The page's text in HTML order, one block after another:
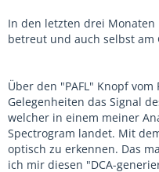
In den letzten drei
betreut und auch selbst am
Über den "PAFL" Knopf
Gelegenheiten das Signal
welcher in einem meiner
Spectrogram landet. Mit
optisch zu erkennen. Das
ich mir diesen "DCA-